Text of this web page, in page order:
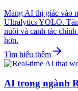
Mang AI thị giác vào
Ultralytics YOLO.
nuôi và canh tác
hơn.
Tìm hiểu thêm
AI trong ngành